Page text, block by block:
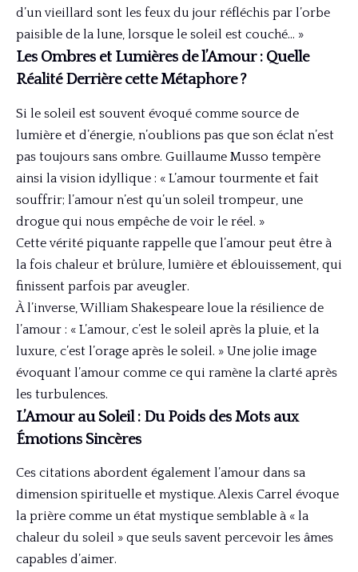
d’un vieillard sont les feux du jour réfléchis par l’orbe
paisible de la lune, lorsque le soleil est couché… »
Les Ombres et Lumières de l’Amour : Quelle
Réalité Derrière cette Métaphore ?
Si le soleil est souvent évoqué comme source de
lumière et d’énergie, n’oublions pas que son éclat n’est
pas toujours sans ombre. Guillaume Musso tempère
ainsi la vision idyllique : « L’amour tourmente et fait
souffrir; l’amour n’est qu’un soleil trompeur, une
drogue qui nous empêche de voir le réel. »
Cette vérité piquante rappelle que l’amour peut être à
la fois chaleur et brûlure, lumière et éblouissement, qui
finissent parfois par aveugler.
À l’inverse, William Shakespeare loue la résilience de
l’amour : « L’amour, c’est le soleil après la pluie, et la
luxure, c’est l’orage après le soleil. » Une jolie image
évoquant l’amour comme ce qui ramène la clarté après
les turbulences.
L’Amour au Soleil : Du Poids des Mots aux
Émotions Sincères
Ces citations abordent également l’amour dans sa
dimension spirituelle et mystique. Alexis Carrel évoque
la prière comme un état mystique semblable à « la
chaleur du soleil » que seuls savent percevoir les âmes
capables d’aimer.